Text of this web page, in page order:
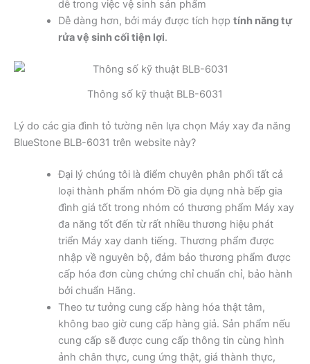
dễ trong việc vệ sinh sản phẩm
Dễ dàng hơn, bởi máy được tích hợp tính năng tự
rửa vệ sinh cối tiện lợi.
Thông số kỹ thuật BLB-6031
Lý do các gia đình tỏ tường nên lựa chọn Máy xay đa năng
BlueStone BLB-6031 trên website này?
Đại lý chúng tôi là điểm chuyên phân phối tất cả
loại thành phẩm nhóm Đồ gia dụng nhà bếp gia
đình giá tốt trong nhóm có thương phẩm Máy xay
đa năng tốt đến từ rất nhiều thương hiệu phát
triển Máy xay danh tiếng. Thương phẩm được
nhập về nguyên bộ, đảm bảo thương phẩm được
cấp hóa đơn cùng chứng chỉ chuẩn chỉ, bảo hành
bởi chuẩn Hãng.
Theo tư tưởng cung cấp hàng hóa thật tâm,
không bao giờ cung cấp hàng giả. Sản phẩm nếu
cung cấp sẽ được cung cấp thông tin cùng hình
ảnh chân thực, cung ứng thật, giá thành thực,